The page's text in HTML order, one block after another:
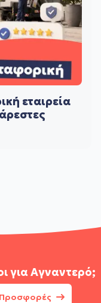
εταιρεία
γιαΑγναντερό;